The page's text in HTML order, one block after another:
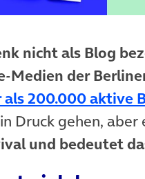
nicht als Blog
Medien der
als 200.000 aktive
Druck gehen, aber
und bedeutet